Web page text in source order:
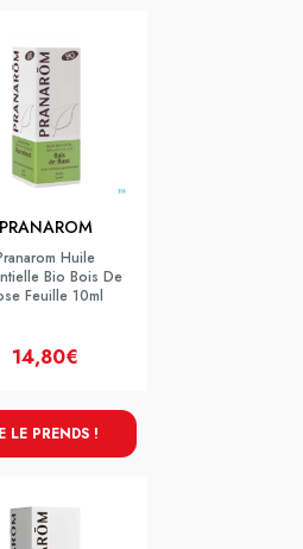
PRANAROM
Huile
Bio Bois De
Feuille 10ml
14,80€
LE PRENDS !